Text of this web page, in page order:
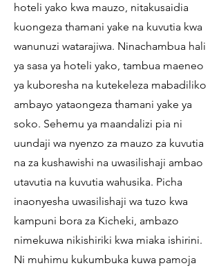
hoteli yako kwa mauzo, nitakusaidia
kuongeza thamani yake na kuvutia kwa
wanunuzi watarajiwa. Ninachambua hali
ya sasa ya hoteli yako, tambua maeneo
ya kuboresha na kutekeleza mabadiliko
ambayo yataongeza thamani yake ya
soko. Sehemu ya maandalizi pia ni
uundaji wa nyenzo za mauzo za kuvutia
na za kushawishi na uwasilishaji ambao
utavutia na kuvutia wahusika. Picha
inaonyesha uwasilishaji wa tuzo kwa
kampuni bora za Kicheki, ambazo
nimekuwa nikishiriki kwa miaka ishirini.
Ni muhimu kukumbuka kuwa pamoja